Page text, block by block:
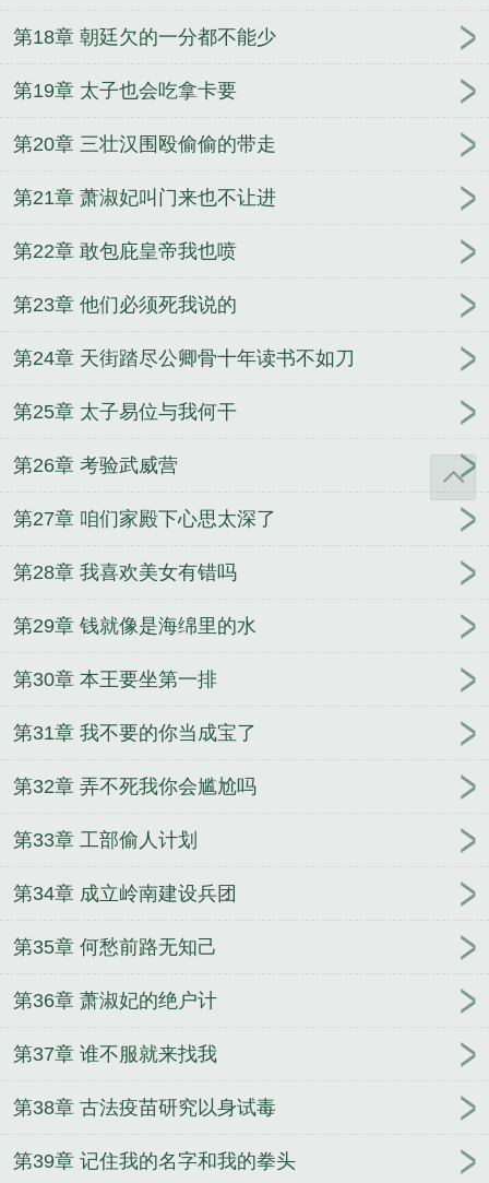
第18章 朝廷欠的一分都不能少
第19章 太子也会吃拿卡要
第20章 三壮汉围殴偷偷的带走
第21章 萧淑妃叫门来也不让进
第22章 敢包庇皇帝我也喷
第23章 他们必须死我说的
第24章 天街踏尽公卿骨十年读书不如刀
第25章 太子易位与我何干
第26章 考验武威营
第27章 咱们家殿下心思太深了
第28章 我喜欢美女有错吗
第29章 钱就像是海绵里的水
第30章 本王要坐第一排
第31章 我不要的你当成宝了
第32章 弄不死我你会尴尬吗
第33章 工部偷人计划
第34章 成立岭南建设兵团
第35章 何愁前路无知己
第36章 萧淑妃的绝户计
第37章 谁不服就来找我
第38章 古法疫苗研究以身试毒
第39章 记住我的名字和我的拳头